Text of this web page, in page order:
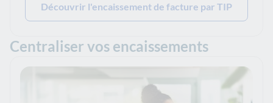
Découvrir l'encaissement de facture par TIP
Centraliser vos encaissements